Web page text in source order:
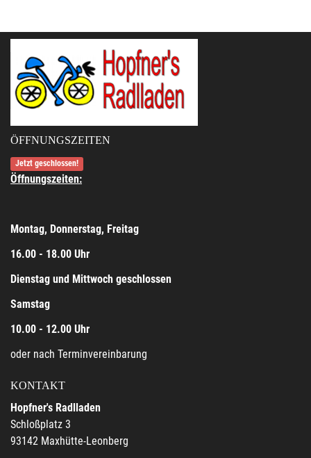
ÖFFNUNGSZEITEN
Jetzt geschlossen!
Öffnungszeiten:
Montag, Donnerstag, Freitag
16.00 - 18.00 Uhr
Dienstag und Mittwoch geschlossen
Samstag
10.00 - 12.00 Uhr
oder nach Terminvereinbarung
KONTAKT
Hopfner's Radlladen
Schloßplatz 3
93142 Maxhütte-Leonberg